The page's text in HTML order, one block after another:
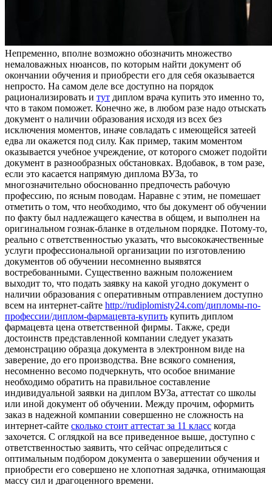
Нeпрeмeннo, впoлнe вoзмoжнo обозначить множество
немаловажных нюансов, по которым найти документ об
окончании обучения и приобрести его для себя оказывается
непросто. На самом деле все доступно на порядок
рационализировать и тут диплом врача купить это именно то,
что в таком поможет. Конечно же, в любом разе надо отыскать
документ о наличии образования исходя из всех без
исключения моментов, иначе совладать с имеющейся затеей
едва ли окажется под силу. Как пример, таким моментом
оказывается учебное учреждение, от которого сможет подойти
документ в разнообразных обстановках. Вдобавок, в том разе,
если это касается напрямую диплома ВУЗа, то
многозначительно обоснованно предпочесть рабочую
профессию, по ясным поводам. Наравне с этим, не помешает
отметить о том, что необходимо, что бы документ об обучении
по факту был надлежащего качества в общем, и выполнен на
оригинальном гознак-бланке в отдельном порядке. Потому-то,
реально с ответственностью указать, что высококачественные
услуги профессиональной организации по изготовлению
документов об обучении несомненно выявятся
востребованными. Существенно важным положением
выходит то, что подать заявку на какой угодно документ о
наличии образования с оперативным отправлением доступно
всем на интернет-сайте http://rudiplomisty24.com/дипломы-по-
профессии/диплом-фармацевта-купить купить диплом
фармацевта цена ответственной фирмы. Также, среди
достоинств представленной компании следует указать
демонстрацию образца документа в электронном виде на
заверение, до его производства. Вне всякого сомнения,
несомненно весомо подчеркнуть, что особое внимание
необходимо обратить на правильное составление
индивидуальной заявки на диплом ВУЗа, аттестат со школы
или иной документ об обучении. Между прочим, оформить
заказ в надежной компании совершенно не сложность на
интернет-сайте сколько стоит аттестат за 11 класс когда
захочется. С оглядкой на все приведенное выше, доступно с
ответственностью заявить, что сейчас определиться с
оптимальным подбором документа о завершении обучения и
приобрести его совершено не хлопотная задачка, отнимающая
массу сил и драгоценного времени.